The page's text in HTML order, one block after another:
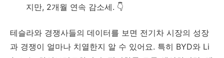
지만, 2개월 연속 감소세. 👇
테슬라와 경쟁사들의 데이터를 보면 전기차 시장의 성장
과 경쟁이 얼마나 치열한지 알 수 있어요. 특히 BYD와 Li